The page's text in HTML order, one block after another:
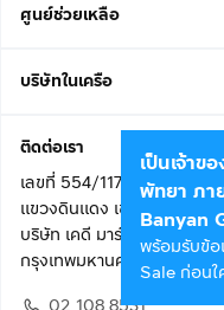
ศูนย์ช่วยเหลือ
บริษัทในเครือ
ติดต่อเรา
เลขที่ 554/117 อาคารสกาย
แขวงดินแดง เขตดินแดง
บริษัท เคดี มาร์เก็ตเพลส จำ
กรุงเทพมหานคร 10400
เป็นเจ้าข
พัทยา ภา
Banyan
พร้อมรับข้อ
Sale ก่อนใ